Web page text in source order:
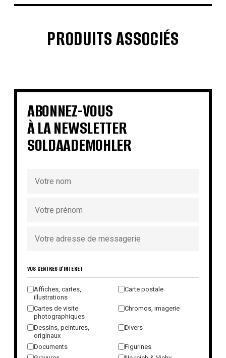
PRODUITS ASSOCIÉS
€ €
€ € €
€ €
ABONNEZ-VOUS
À LA NEWSLETTER
SOLDAADEMOHLER
VOS CENTRES D'INTÉRÊT
Affiches, cartes,
illustrations
Carte postale
Cartes de visite
photographiques
Chromos, imagerie
Dessins, peintures,
originaux
Divers
Documents
Figurines